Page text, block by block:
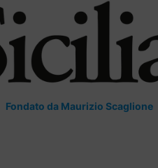
Fondato da Maurizio Scaglione